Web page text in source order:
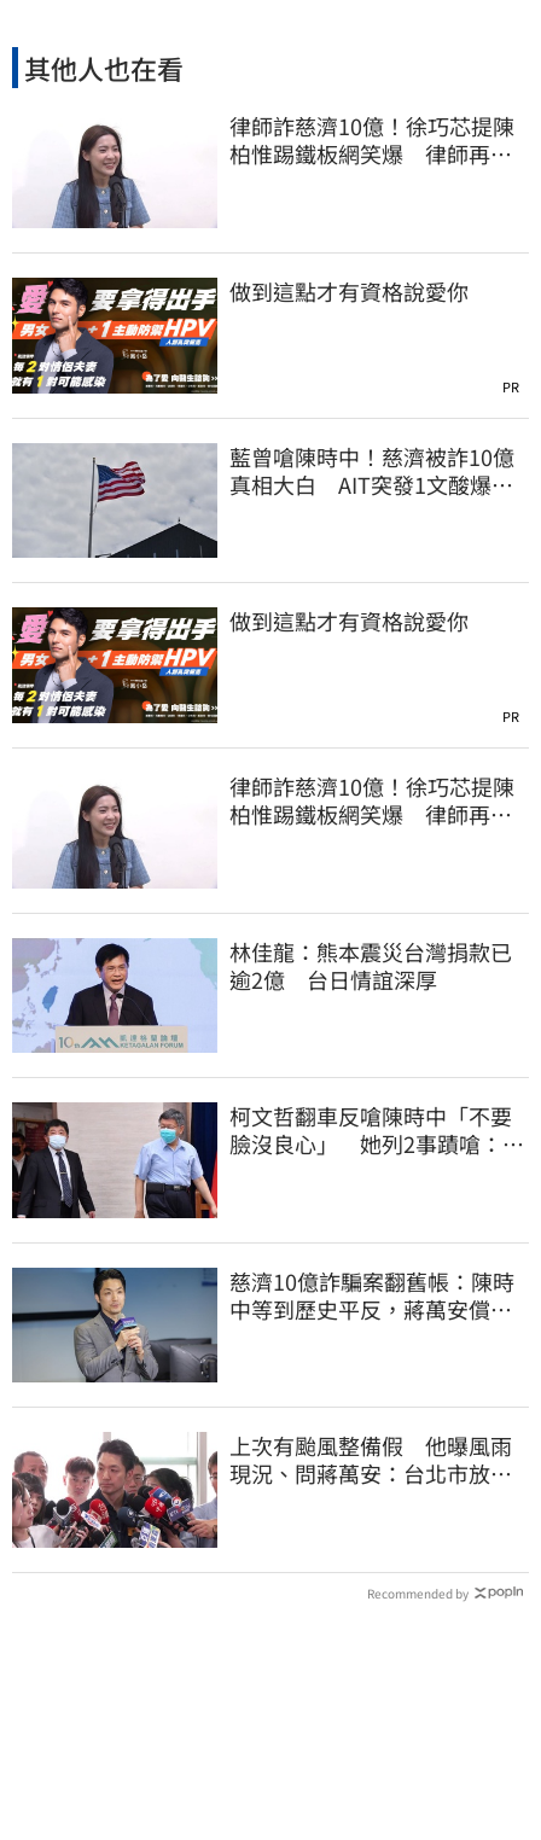
其他人也在看
律師詐慈濟10億！徐巧芯提陳
柏惟踢鐵板網笑爆 律師再曬1
做到這點才有資格說愛你
PR
藍曾嗆陳時中！慈濟被詐10億
真相大白 AIT突發1文酸爆…
做到這點才有資格說愛你
PR
律師詐慈濟10億！徐巧芯提陳
柏惟踢鐵板網笑爆 律師再曬1
林佳龍：熊本震災台灣捐款已
逾2億 台日情誼深厚
柯文哲翻車反嗆陳時中「不要
臉沒良心」 她列2事蹟嗆：沒
慈濟10億詐騙案翻舊帳：陳時
中等到歷史平反，蔣萬安償還
上次有颱風整備假 他曝風雨
現況、問蔣萬安：台北市放假
Recommended by